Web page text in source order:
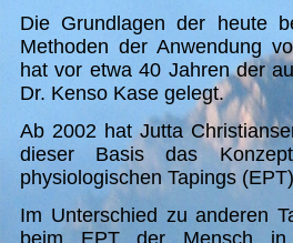
Die Grundlagen der heute
Methoden der Anwendung
hat vor etwa 40 Jahren der
Dr. Kenso Kase gelegt.
Ab 2002 hat Jutta
dieser Basis das
physiologischen Tapings
Im Unterschied zu anderen
beim EPT der Mensch in